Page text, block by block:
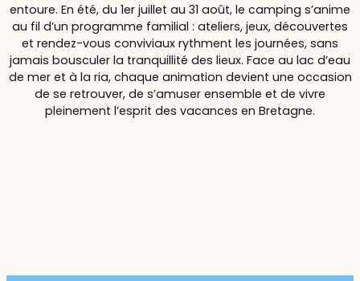
entoure. En été, du 1er juillet au 31 août, le camping s’anime
au fil d’un programme familial : ateliers, jeux, découvertes
et rendez-vous conviviaux rythment les journées, sans
jamais bousculer la tranquillité des lieux. Face au lac d’eau
de mer et à la ria, chaque animation devient une occasion
de se retrouver, de s’amuser ensemble et de vivre
pleinement l’esprit des vacances en Bretagne.